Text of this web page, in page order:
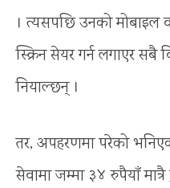
। त्यसपछि उनको
स्क्रिन सेयर गर्न लगाएर
नियाल्छन् ।
तर, अपहरणमा परेको
सेवामा जम्मा ३४ रुपैयाँ